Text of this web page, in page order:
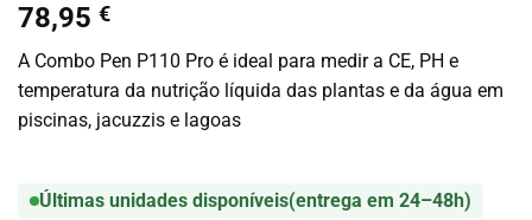
78,95 €
A Combo Pen P110 Pro é ideal para medir a CE, PH e
temperatura da nutrição líquida das plantas e da água em
piscinas, jacuzzis e lagoas
Últimas unidades disponíveis(entrega em 24–48h)